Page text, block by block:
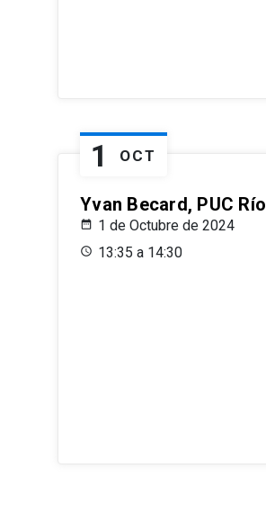
1 OCT
Yvan Becard, PUC Río
1 de Octubre de 2024
13:35 a 14:30